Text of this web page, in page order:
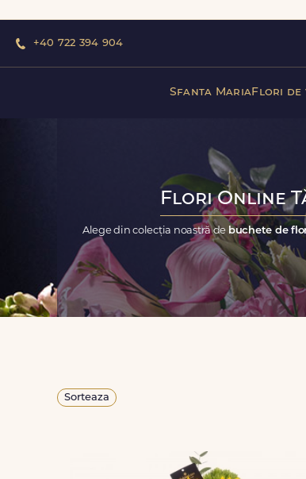
+40 722 394 904
Sfanta MariaFlori de
Flori Online
Alege din colecția noastră de buchete de
Sorteaza